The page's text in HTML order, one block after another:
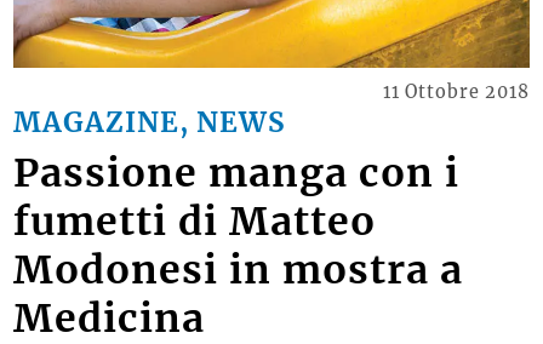
MAGAZINE, NEWS
11 Ottobre 2018
Passione manga con i
fumetti di Matteo
Modonesi in mostra a
Medicina